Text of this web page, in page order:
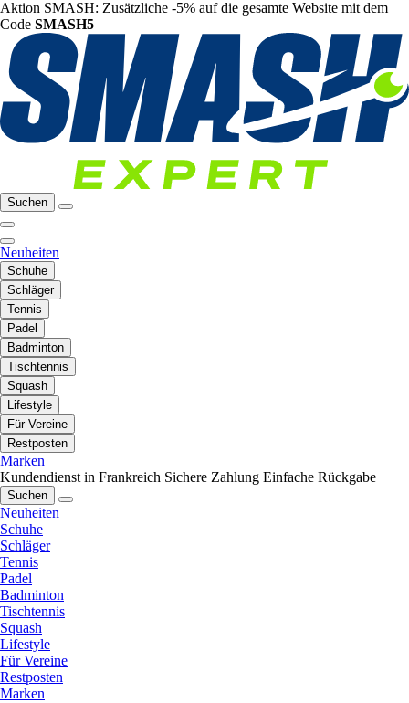
Aktion SMASH: Zusätzliche -5% auf die gesamte Website mit dem
Code SMASH5
Suchen
Neuheiten
Schuhe
Schläger
Tennis
Padel
Badminton
Tischtennis
Squash
Lifestyle
Für Vereine
Restposten
Marken
Kundendienst in Frankreich Sichere Zahlung Einfache Rückgabe
Suchen
Neuheiten
Schuhe
Schläger
Tennis
Padel
Badminton
Tischtennis
Squash
Lifestyle
Für Vereine
Restposten
Marken